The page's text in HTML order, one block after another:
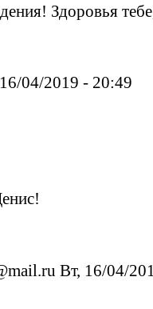
Здоровья
04/2019 - 20:49
Вт, 16/04/